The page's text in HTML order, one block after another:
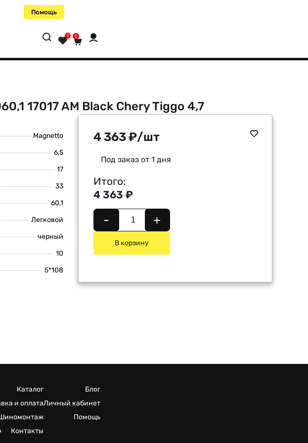
Помощь
0 0
17017 AM Black Chery Tiggo 4,7
Magnetto
6,5
17
33
60,1
Легковой
черный
10
5*108
4 363₽/шт
Под заказ от 1 дня
Итого:
4 363 ₽
- +
В корзину
Каталог
и оплата
Контакты
Блог
Личный кабинет
Помощь